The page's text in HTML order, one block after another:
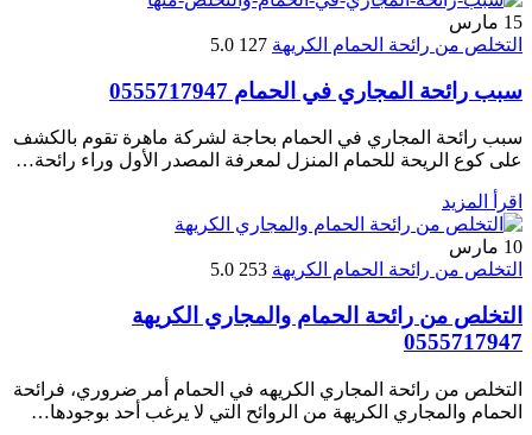
15 مارس
التخلص من رائحة الحمام الكريهة 127
5.0
سبب رائحة المجاري في الحمام 0555717947
سبب رائحة المجاري في الحمام بحاجة لشركة ماهرة تقوم بالكشف
على كوع الريحة للحمام المنزل لمعرفة المصدر الأول وراء رائحة…
اقرأ المزيد
10 مارس
التخلص من رائحة الحمام الكريهة 253
5.0
التخلص من رائحة الحمام والمجاري الكريهة
0555717947
التخلص من رائحة المجاري الكريهه في الحمام أمر ضروري، فرائحة
الحمام والمجاري الكريهة من الروائح التي لا يرغب أحد بوجودها…